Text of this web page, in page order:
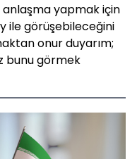
anlaşma yapmak için
ile görüşebileceğini
onur duyarım;
bunu görmek